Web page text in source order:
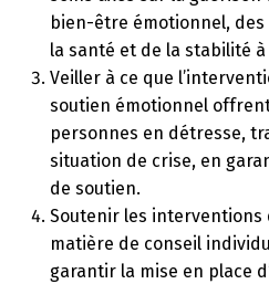
bien-être émotionnel,
la santé et de la stabilité
Veiller à ce que
soutien émotionnel
personnes en détresse,
situation de crise, en
de soutien.
Soutenir les interventions
matière de conseil
garantir la mise en place